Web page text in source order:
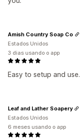
Easy to setup and use.
Amish Country Soap Co
Estados Unidos
3 dias usando o app
Leaf and Lather Soapery
Estados Unidos
6 meses usando o app